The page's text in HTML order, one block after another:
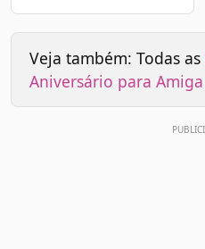
Veja também: Todas as
Aniversário para Amiga